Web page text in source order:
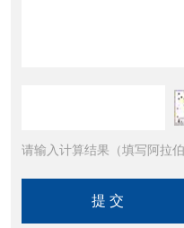
请输入计算结果（填写阿拉